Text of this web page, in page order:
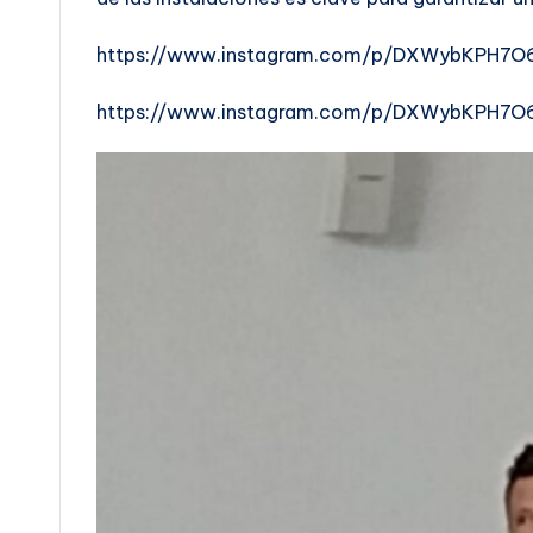
https://www.instagram.com/p/
https://www.instagram.com/p/